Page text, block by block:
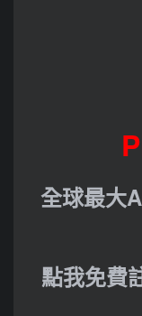
全球最大
點我免費